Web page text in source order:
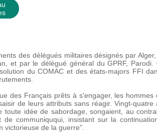
des délégués militaires désignés par
et par le délégué général du GPRF, Parodi.
du COMAC et des états-majors FFI
des Français prêts à s'engager, les hommes
de leurs attributs sans réagir. Vingt-quatre
idée de sabordage, songaient, au
communiququi, insistant sur la
victorieuse de la guerre".